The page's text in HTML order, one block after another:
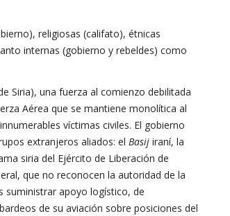
religiosas (califato), étnicas
internas (gobierno y rebeldes) como
Siria), una fuerza al comienzo debilitada
Aérea que se mantiene monolítica al
víctimas civiles. El gobierno
extranjeros aliados: el Basij iraní, la
siria del Ejército de Liberación de
que no reconocen la autoridad de la
suministrar apoyo logístico, de
de su aviación sobre posiciones del